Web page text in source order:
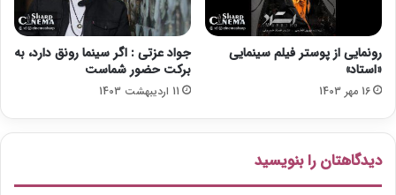
رونمایی از پوستر فیلم سینمایی
«استاد»
16 مهر 1403
جواد عزتی : اگر سینما رونق دارد، به
برکت حضور شماست
11 اردیبهشت 1403
دیدگاهتان را بنویسید